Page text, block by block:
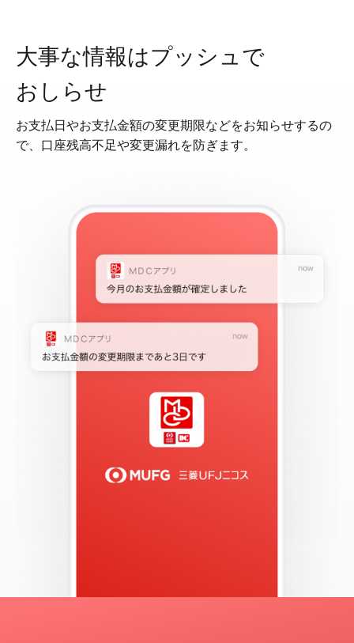
大事な情報はプッシュで
おしらせ
お支払日やお支払金額の変更期限などをお知らせするの
で、口座残高不足や変更漏れを防ぎます。